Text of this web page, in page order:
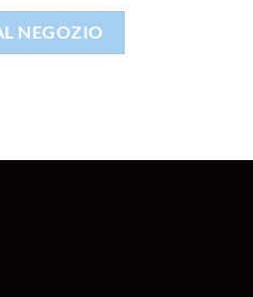
NEGOZIO